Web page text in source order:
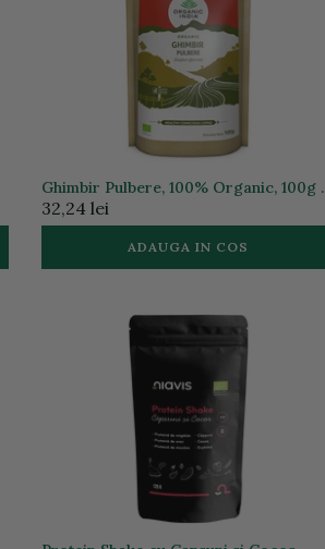
Ghimbir Pulbere, 100% Organic, 100g |
Organic India
32,24 lei
ADAUGA IN COS